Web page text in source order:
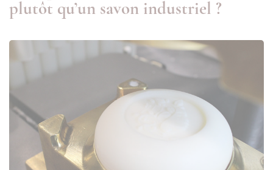
plutôt qu’un savon industriel ?